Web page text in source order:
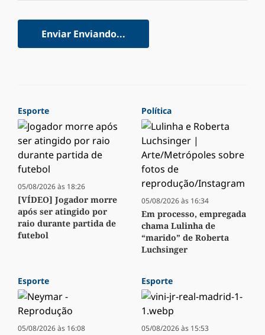
Enviar Enviando...
Esporte
05/08/2026 às 18:26
[VÍDEO] Jogador morre
após ser atingido por
raio durante partida de
futebol
Política
05/08/2026 às 16:34
Em processo, empregada
chama Lulinha de
“marido” de Roberta
Luchsinger
Esporte
05/08/2026 às 16:08
Esporte
05/08/2026 às 15:53